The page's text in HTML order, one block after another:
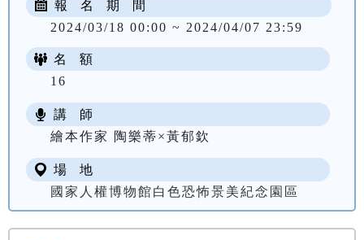
報 名 期 間
2024/03/18 00:00 ~ 2024/04/07 23:59
名 額
16
講 師
繪本作家 陶樂蒂×黃郁欽
場 地
國家人權博物館白色恐怖景美紀念園區